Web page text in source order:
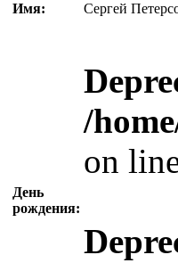
Имя: Сергей
День
рождения:
/
on